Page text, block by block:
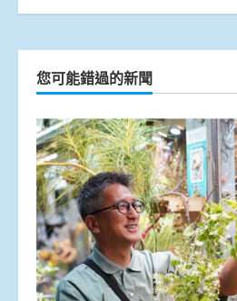
您可能錯過的新聞